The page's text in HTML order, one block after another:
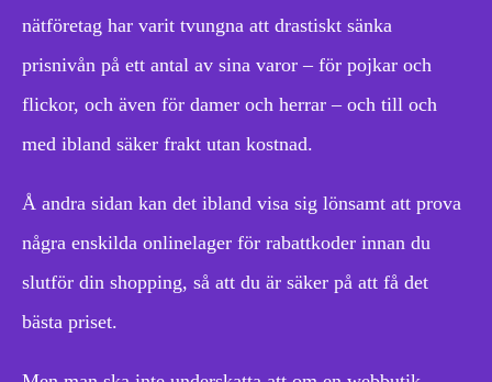
nätföretag har varit tvungna att drastiskt sänka
prisnivån på ett antal av sina varor – för pojkar och
flickor, och även för damer och herrar – och till och
med ibland säker frakt utan kostnad.
Å andra sidan kan det ibland visa sig lönsamt att prova
några enskilda onlinelager för rabattkoder innan du
slutför din shopping, så att du är säker på att få det
bästa priset.